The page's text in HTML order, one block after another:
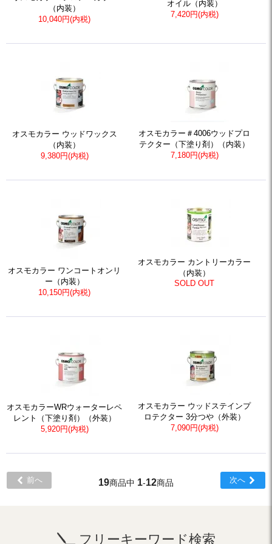
（内装）
10,040円(内税)
オイル（内装）
7,420円(内税)
オスモカラー ウッドワックス
（内装）
9,380円(内税)
オスモカラー＃4006ウッドプロ
テクター（下塗り剤）（内装）
7,180円(内税)
オスモカラー ワンコートオンリ
ー（内装）
10,150円(内税)
オスモカラー カントリーカラー
（内装）
SOLD OUT
オスモカラーWRウォーターレペ
レント（下塗り剤）（外装）
5,920円(内税)
オスモカラー ウッドステインプ
ロテクター 3分つや（外装）
7,090円(内税)
前へ 19商品中 1-12商品 次へ
フリーキーワード検索